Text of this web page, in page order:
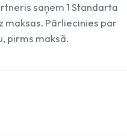
saņem 1 Standarta
maksas. Pārliecinies par
pirms maksā.